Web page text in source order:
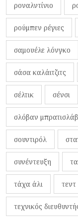
ροναλντίνιο
ρούμπεν ρέγιες
σαμουέλε λόνγκο
σάσα καλάιτζιτς
σέλτικ σένσι
σλόβαν
σουντιρόλ
συνέντευξη
τάχα άλι
τεχνικός